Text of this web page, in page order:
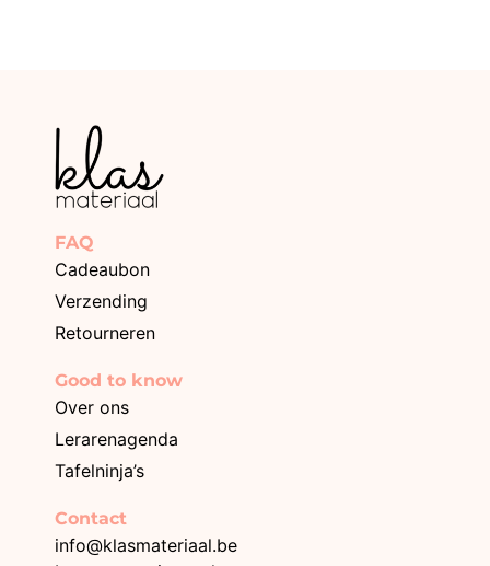
FAQ
Cadeaubon
Verzending
Retourneren
Good to know
Over ons
Lerarenagenda
Tafelninja’s
Contact
info@klasmateriaal.be